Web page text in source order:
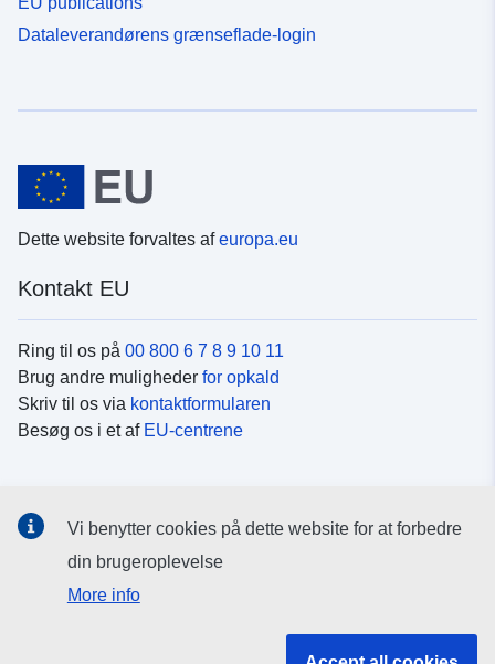
Dataleverandørens grænseflade-login
Dette website forvaltes afeuropa.eu
Kontakt EU
Ring til os på 00 800 6 7 8 9 10 11
Brug andre muligheder for opkald
Skriv til os via kontaktformularen
Besøg os i et af EU-centrene
Søg efter EU's sider påsociale medier
EU-institutioner og -organer
Vi benytter cookies på dette website for at forbedre
din brugeroplevelse
More info